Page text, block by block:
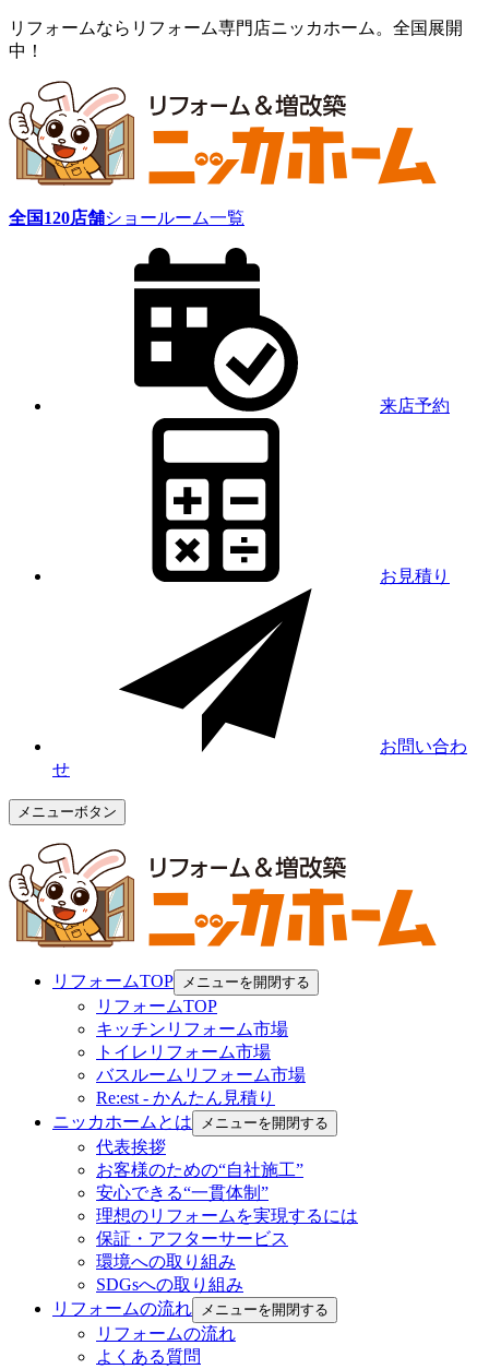
リフォームならリフォーム専門店ニッカホーム。全国展開
中！
全国120店舗ショールーム一覧
来店予約
お見積り
お問い合わ
せ
メニューボタン
リフォームTOP メニューを開閉する
リフォームTOP
キッチンリフォーム市場
トイレリフォーム市場
バスルームリフォーム市場
Re:est - かんたん見積り
ニッカホームとは
メニューを開閉する
代表挨拶
お客様のための“自社施工”
安心できる“一貫体制”
理想のリフォームを実現するには
保証・アフターサービス
環境への取り組み
SDGsへの取り組み
リフォームの流れ
メニューを開閉する
リフォームの流れ
よくある質問